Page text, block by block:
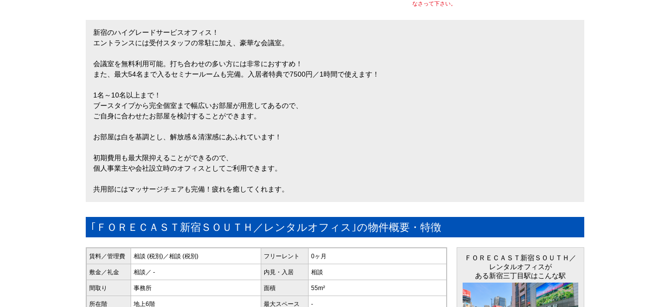
なさって下さい。
新宿のハイグレードサービスオフィス！
エントランスには受付スタッフの常駐に加え、豪華な会議室。
会議室を無料利用可能。打ち合わせの多い方には非常におすすめ！
また、最大54名まで入るセミナールームも完備。入居者特典で7500円／1時間で使えます！
1名～10名以上まで！
ブースタイプから完全個室まで幅広いお部屋が用意してあるので、
ご自身に合わせたお部屋を検討することができます。
お部屋は白を基調とし、解放感＆清潔感にあふれています！
初期費用も最大限抑えることができるので、
個人事業主や会社設立時のオフィスとしてご利用できます。
共用部にはマッサージチェアも完備！疲れを癒してくれます。
｢ＦＯＲＥＣＡＳＴ新宿ＳＯＵＴＨ／レンタルオフィス｣の物件概要・特徴
賃料／管理費 相談 (税別)／相談 (税別) フリーレント 0ヶ月
敷金／礼金 相談／ - 内見・入居 相談
間取り 事務所 面積 55m²
所在階 地上6階 最大スペース -
ＦＯＲＥＣＡＳＴ新宿ＳＯＵＴＨ／
レンタルオフィスが
ある新宿三丁目駅はこんな駅